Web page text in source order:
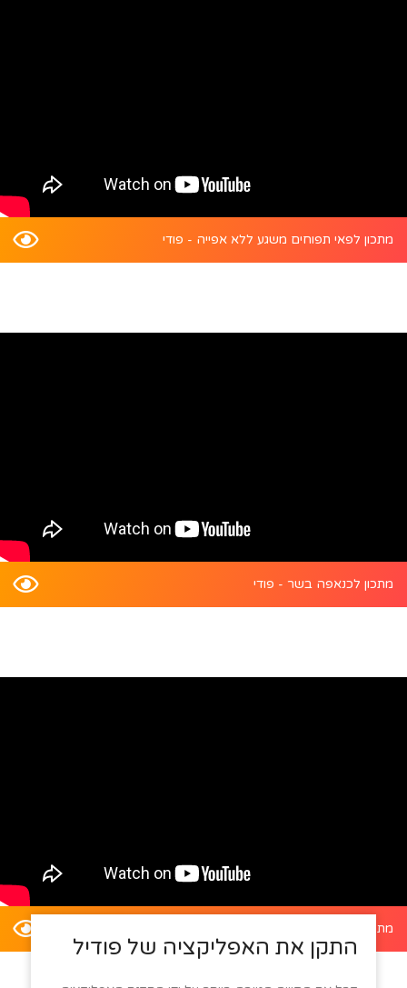
מתכון לפאי תפוחים משגע ללא אפייה - פודי
מתכון לכנאפה בשר - פודי
מתכון לדלעת ערמונים במילוי סלט קינואה - פודי
התקן את האפליקציה של פודיל